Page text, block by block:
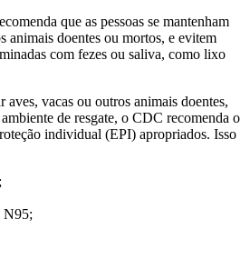
que as pessoas se mantenham
animais doentes ou mortos, e evitem
com fezes ou saliva, como lixo
aves, vacas ou outros animais doentes,
de resgate, o CDC recomenda o
individual (EPI) apropriados. Isso
N95;